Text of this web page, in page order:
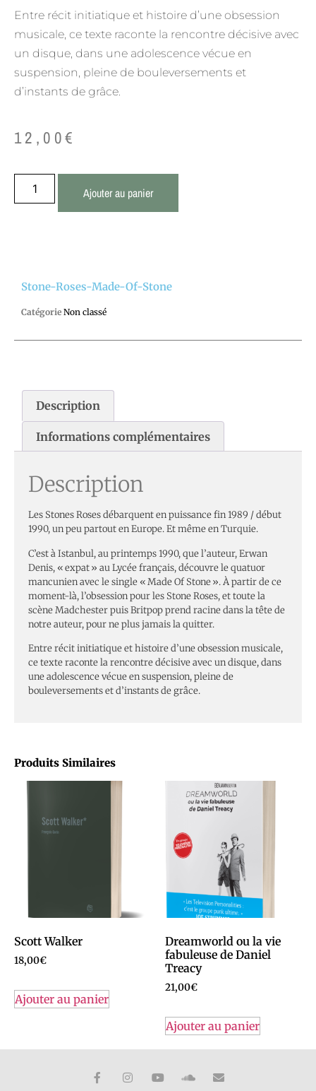
Entre récit initiatique et histoire d’une obsession
musicale, ce texte raconte la rencontre décisive avec
un disque, dans une adolescence vécue en
suspension, pleine de bouleversements et
d’instants de grâce.
12,00€
Ajouter au panier
Produits Similaires
Scott Walker
18,00€
Ajouter au panier
Dreamworld ou la vie
fabuleuse de Daniel
Treacy
21,00€
Ajouter au panier
Stone-Roses-Made-Of-Stone
Catégorie Non classé
Description
Informations complémentaires
Description
Les Stones Roses débarquent en puissance fin 1989 / début
1990, un peu partout en Europe. Et même en Turquie.
C’est à Istanbul, au printemps 1990, que l’auteur, Erwan
Denis, « expat » au Lycée français, découvre le quatuor
mancunien avec le single « Made Of Stone ». À partir de ce
moment-là, l’obsession pour les Stone Roses, et toute la
scène Madchester puis Britpop prend racine dans la tête de
notre auteur, pour ne plus jamais la quitter.
Entre récit initiatique et histoire d’une obsession musicale,
ce texte raconte la rencontre décisive avec un disque, dans
une adolescence vécue en suspension, pleine de
bouleversements et d’instants de grâce.